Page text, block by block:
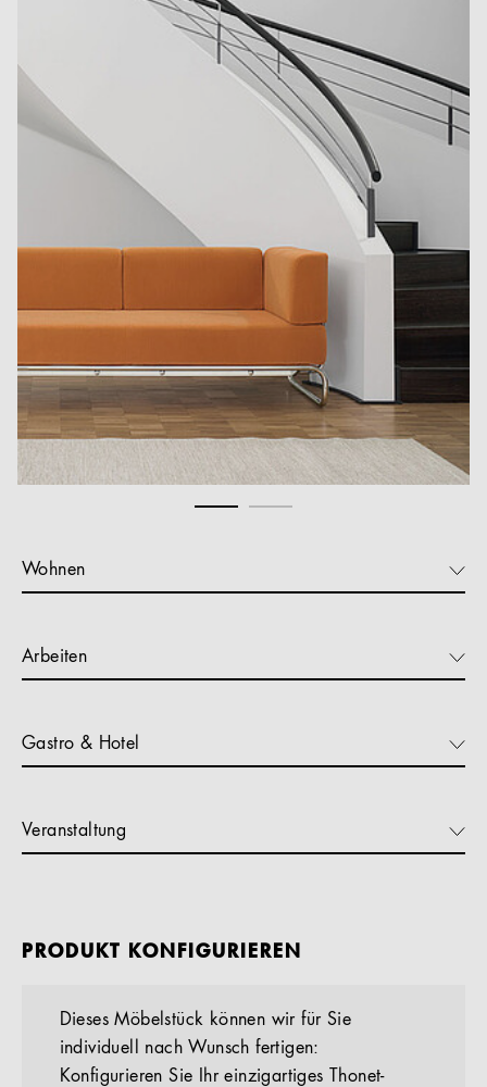
Wohnen
Arbeiten
Gastro & Hotel
Veranstaltung
PRODUKT KONFIGURIEREN
Dieses Möbelstück können wir für Sie
individuell nach Wunsch fertigen:
Konfigurieren Sie Ihr einzigartiges Thonet-